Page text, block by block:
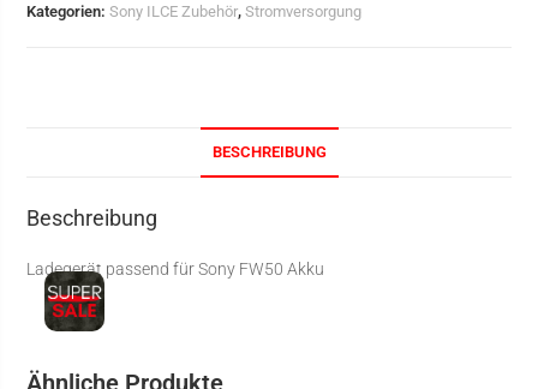
Kategorien:Sony ILCE Zubehör,Stromversorgung
BESCHREIBUNG
Beschreibung
Ladegerät passend für Sony FW50 Akku
Ähnliche Produkte